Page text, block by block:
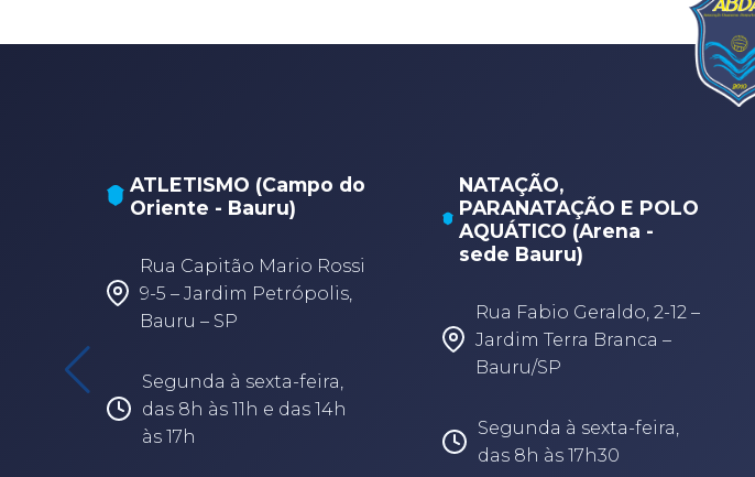
ATLETISMO (Campo do
Oriente - Bauru)
Rua Capitão Mario Rossi
9-5 – Jardim Petrópolis,
Bauru – SP
Segunda à sexta-feira,
das 8h às 11h e das 14h
às 17h
NATAÇÃO,
PARANATAÇÃO E POLO
AQUÁTICO (Arena -
sede Bauru)
Rua Fabio Geraldo, 2-12 –
Jardim Terra Branca –
Bauru/SP
Segunda à sexta-feira,
das 8h às 17h30